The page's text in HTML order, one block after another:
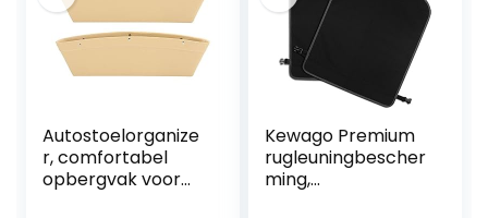
Autostoelorganize
r, comfortabel
opbergvak voor
Kewago Premium
rugleuningbescher
ming,